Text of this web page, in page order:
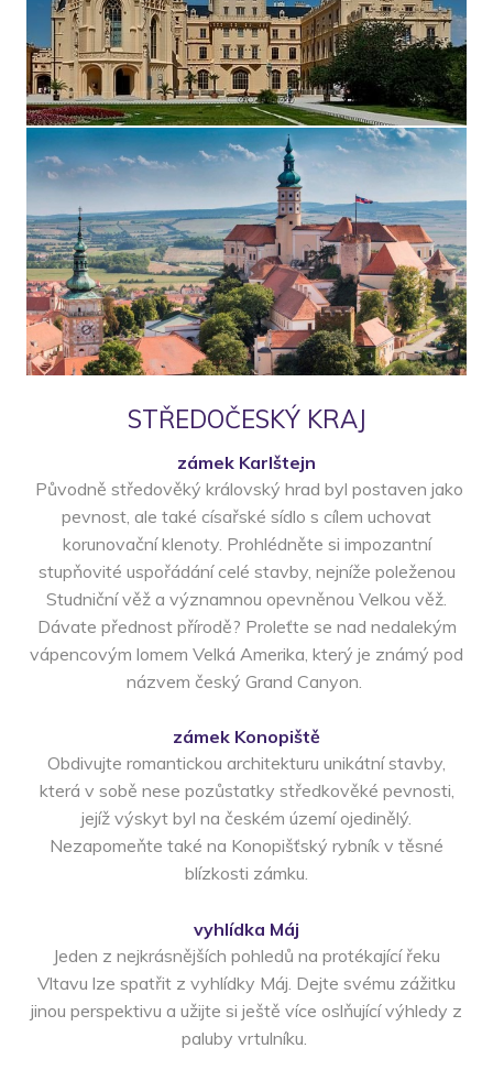
STŘEDOČESKÝ KRAJ
zámek Karlštejn
Původně středověký královský hrad byl postaven jako
pevnost, ale také císařské sídlo s cílem uchovat
korunovační klenoty. Prohlédněte si impozantní
stupňovité uspořádání celé stavby, nejníže poleženou
Studniční věž a významnou opevněnou Velkou věž.
Dávate přednost přírodě? Proleťte se nad nedalekým
vápencovým lomem Velká Amerika, který je známý pod
názvem český Grand Canyon.
zámek Konopiště
Obdivujte romantickou architekturu unikátní stavby,
která v sobě nese pozůstatky středkověké pevnosti,
jejíž výskyt byl na českém území ojedinělý.
Nezapomeňte také na Konopišťský rybník v těsné
blízkosti zámku.
vyhlídka Máj
Jeden z nejkrásnějších pohledů na protékající řeku
Vltavu lze spatřit z vyhlídky Máj. Dejte svému zážitku
jinou perspektivu a užijte si ještě více oslňující výhledy z
paluby vrtulníku.